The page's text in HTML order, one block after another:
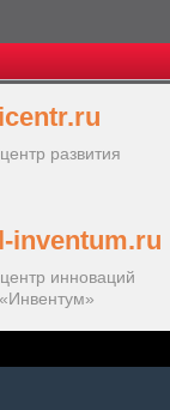
развития
inventum.ru
инноваций